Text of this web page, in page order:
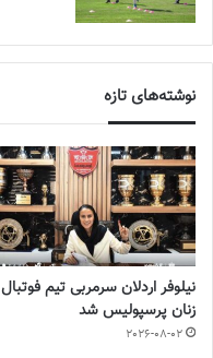
نوشته‌های تازه
نیلوفر اردلان سرمربی تیم فوتبال
زنان پرسپولیس شد
2026-08-02